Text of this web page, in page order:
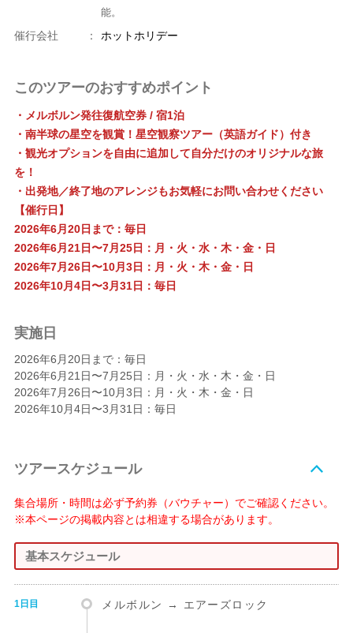
能。
催行会社 ： ホットホリデー
このツアーのおすすめポイント
・メルボルン発往復航空券 / 宿1泊
・南半球の星空を観賞！星空観察ツアー（英語ガイド）付き
・観光オプションを自由に追加して自分だけのオリジナルな旅
を！
・出発地／終了地のアレンジもお気軽にお問い合わせください
【催行日】
2026年6月20日まで：毎日
2026年6月21日〜7月25日：月・火・水・木・金・日
2026年7月26日〜10月3日：月・火・木・金・日
2026年10月4日〜3月31日：毎日
実施日
2026年6月20日まで：毎日
2026年6月21日〜7月25日：月・火・水・木・金・日
2026年7月26日〜10月3日：月・火・木・金・日
2026年10月4日〜3月31日：毎日
ツアースケジュール
集合場所・時間は必ず予約券（バウチャー）でご確認ください。
※本ページの掲載内容とは相違する場合があります。
基本スケジュール
1日目 メルボルン → エアーズロック